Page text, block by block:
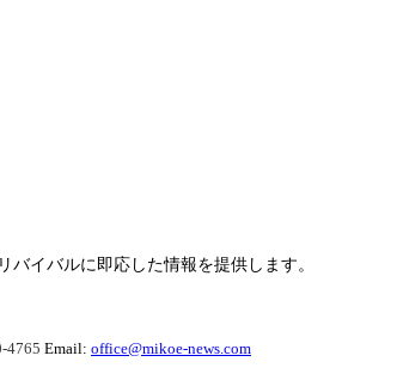
バイバルに即応した情報を提供します。
4765 Email: office@mikoe-news.com